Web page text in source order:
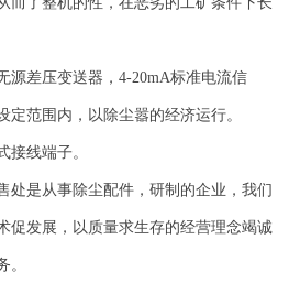
源差压变送器，4-20mA标准电流信
定范围内，以除尘嚣的经济运行。
接线端子。
处是从事除尘配件，研制的企业，我们
促发展，以质量求生存的经营理念竭诚
。